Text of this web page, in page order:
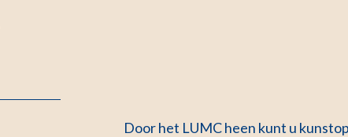
Door het LUMC heen kunt u